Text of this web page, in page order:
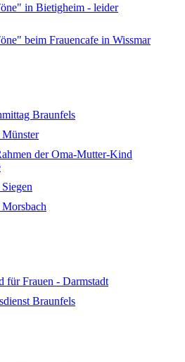
in Bietigheim - leider
beim Frauencafe in Wissmar
Braunfels
Münster
der Oma-Mutter-Kind
für Frauen - Darmstadt
Braunfels